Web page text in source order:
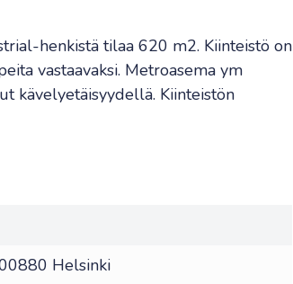
henkistä tilaa 620 m2. Kiinteistö on
vastaavaksi. Metroasema ym
kävelyetäisyydellä. Kiinteistön
Helsinki